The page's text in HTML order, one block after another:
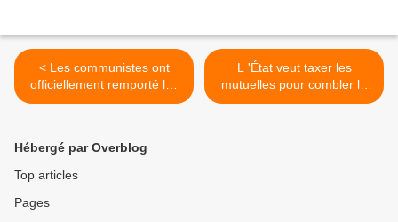
< Les communistes ont
officiellement remporté les
élections en République
L 'État veut taxer les
mutuelles pour combler le
trou de la Sécu. La CGT >
Hébergé par Overblog
Top articles
Pages